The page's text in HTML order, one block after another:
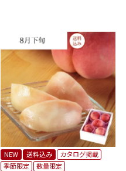
NEW 送料込み
カタログ掲載
季節限定
数量限定